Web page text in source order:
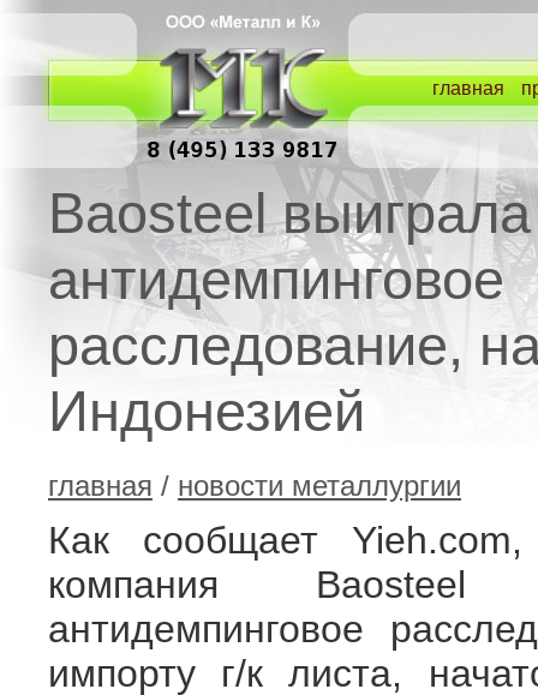
главная
Baosteel выиграла
антидемпинговое
расследование,
Индонезией
главная / новости металлургии
Как сообщает Yieh.com,
компания Baosteel
антидемпинговое
импорту г/к листа,